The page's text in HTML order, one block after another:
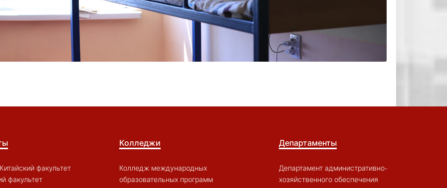
факультет
факультет
Колледжи
Колледж международных
образовательных программ
Департаменты
Департамент административно-
хозяйственного обеспечения